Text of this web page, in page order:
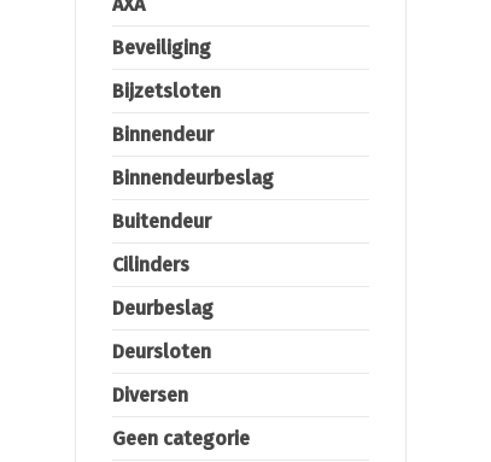
Beveiliging
Bijzetsloten
Binnendeur
Binnendeurbeslag
Buitendeur
Cilinders
Deurbeslag
Deursloten
Diversen
Geen categorie